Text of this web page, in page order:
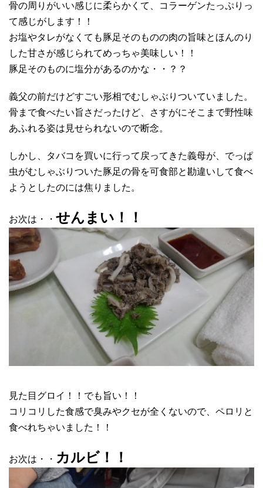
骨の周りがいい感じに柔らかくて、コラーゲンたっぷりっ
て感じがします！！
お塩やタレがなくても豚足そのものの肉の旨味とほんのり
した甘さが感じられてめっちゃ美味しい！！
豚足そのものに塩分があるのかな・・？？
義父の前だけどすごい形相でむしゃぶりついていました。
骨まで食べたい旨さだったけど、さすがにそこまで野性味
あふれる姿は見せられないので断念。
しかし、タバコを買いに行って戻ってきた義母が、でっぱ
虫がむしゃぶりついた豚足の骨を可食部と勘違いして食べ
ようとしたのには焦りました。
お次は・・ せんまい！！
見た目グロイ！！でも旨い！！
コリコリした食感で臭みやクセが全くないので、ペロリと
食べれちゃいました！！
お次は・・ カルビ！！